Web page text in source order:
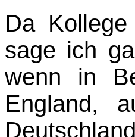
Da
sage ich
wenn in
England,